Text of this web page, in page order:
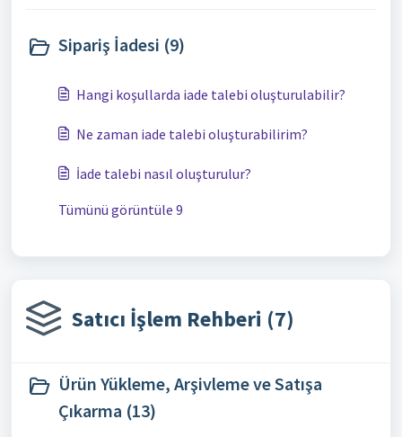
Sipariş İadesi (9)
Hangi koşullarda iade talebi oluşturulabilir?
Ne zaman iade talebi oluşturabilirim?
İade talebi nasıl oluşturulur?
Tümünü görüntüle 9
Satıcı İşlem Rehberi (7)
Ürün Yükleme, Arşivleme ve Satışa
Çıkarma (13)